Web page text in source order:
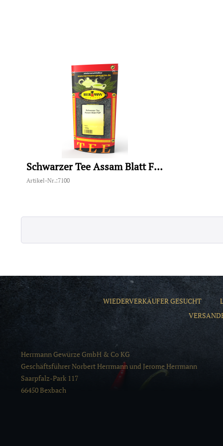
Schwarzer Tee Assam Blatt FOP
Artikel-Nr.:7100
WIEDERVERKÄUFER GESUCHT
Herrmann Gewürze GmbH & Co KG
Geschäftsführer Norbert Herrmann und Jerome Herrmann
Saarpfalz-Park 117
66450 Bexbach